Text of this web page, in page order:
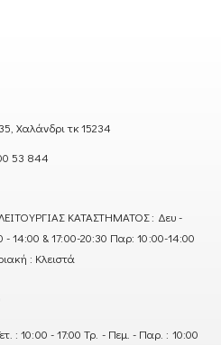
Χαλάνδρι τκ 15234
53 844
ΚΑΤΑΣΤΗΜΑΤΟΣ : Δευ -
- 14:00 & 17:00-20:30 Παρ: 10:00-14:00
: Κλειστά
: 10:00 - 17:00 Τρ. - Πεμ. - Παρ. : 10:00